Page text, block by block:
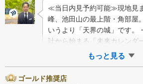
≪当日内見予約可能≫現地見
峰、池田山の最上階・角部屋
いうより「天界の城」です。
計から始まる「未来カレンダ
に起こるであろうご自宅リフ
もっと見る
ゴールド推奨店